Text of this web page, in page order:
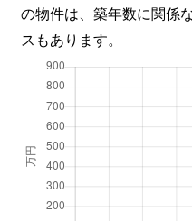
の物件は、築年数に関係
スもあります。